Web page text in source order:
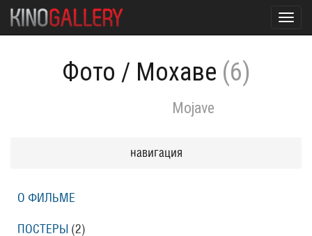
Фото / Мохаве (6)
Mojave
навигация
О ФИЛЬМЕ
ПОСТЕРЫ (2)